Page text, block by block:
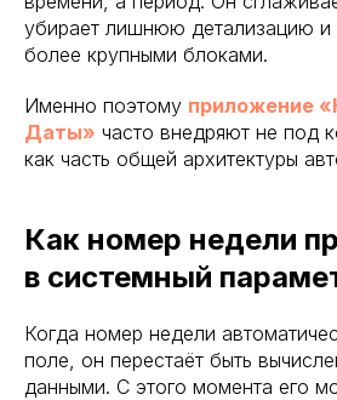
убирает лишнюю детализацию и
более крупными блоками.
Именно поэтому приложение
Даты» часто внедряют не под
как часть общей архитектуры
Как номер недели
в системный
Когда номер недели
поле, он перестаёт быть
данными. С этого момента его